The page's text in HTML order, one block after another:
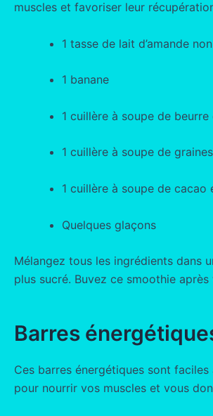
muscles et favoriser leur
1 tasse de lait d’amande
1 banane
1 cuillère à soupe de beurre
1 cuillère à soupe de
1 cuillère à soupe de cacao
Quelques glaçons
Mélangez tous les ingrédients dans
plus sucré. Buvez ce smoothie
Barres
Ces barres énergétiques sont
pour nourrir vos muscles et vous